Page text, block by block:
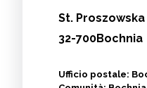
St. Proszowska
32-700Bochnia
Ufficio postale: